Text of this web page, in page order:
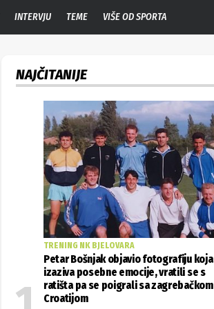
INTERVJU TEME VIŠE OD SPORTA
NAJČITANIJE
TRENING NK BJELOVARA
Petar Bošnjak objavio fotografiju koja
izaziva posebne emocije, vratili se s
ratišta pa se poigrali sa zagrebačkom
Croatijom